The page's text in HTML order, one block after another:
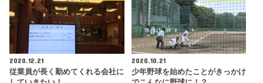
2020.12.21
従業員が長く勤めてくれる会社に
2020.10.21
少年野球を始めたことがきっかけ